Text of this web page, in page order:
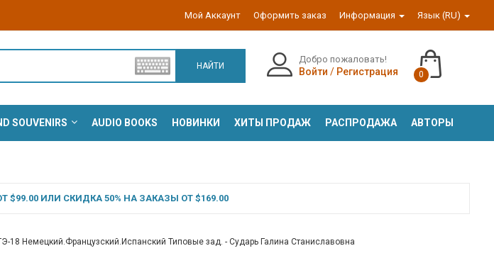
Мой Аккаунт Оформить заказ Информация Язык (RU)
НАЙТИ
Добро пожаловать!
Войти / Регистрация 0
SOUVENIRS AUDIO BOOKS НОВИНКИ ХИТЫ ПРОДАЖ РАСПРОДАЖА АВТОРЫ
ИЛИ СКИДКА 50% НА ЗАКАЗЫ ОТ $169.00
18 Немецкий.Французский.Испанский Типовые зад. - Сударь Галина Станиславовна